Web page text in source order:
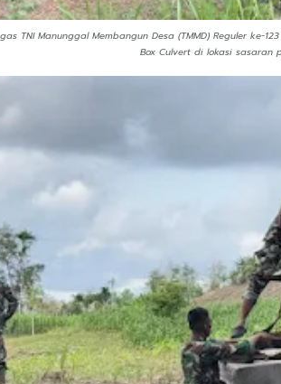
TNI Manunggal Membangun Desa (TMMD) Reguler ke-
Box Culvert di lokasi sasaran